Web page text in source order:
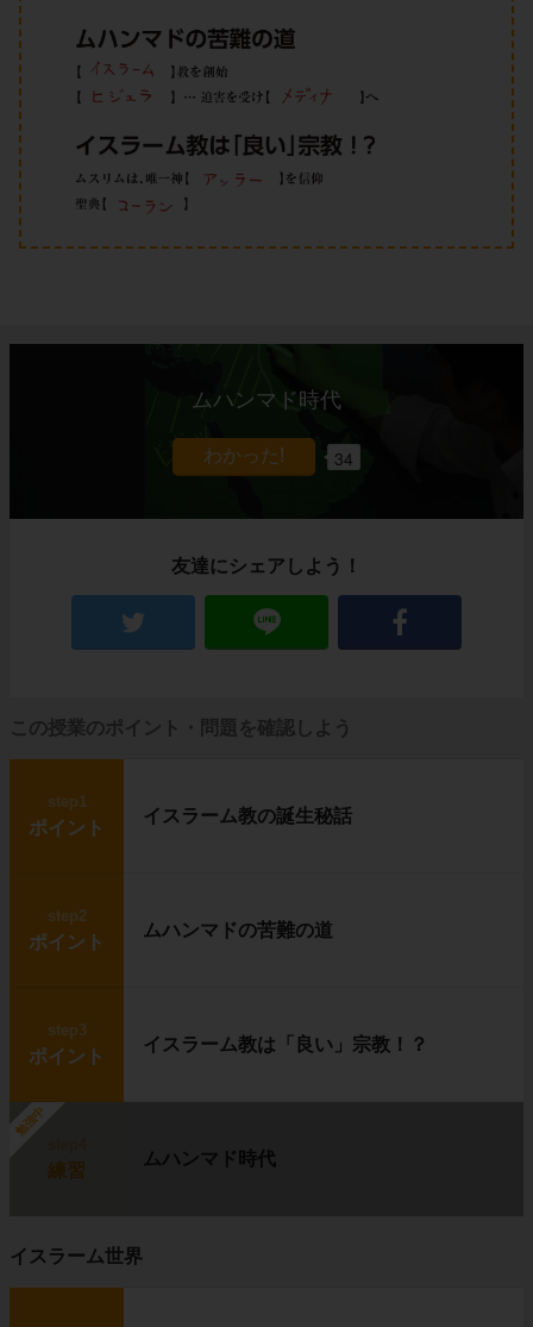
ムハンマド時代
34
友達にシェアしよう！
この授業のポイント・問題を確認しよう
step1
ポイント
イスラーム教の誕生秘話
step2
ポイント
ムハンマドの苦難の道
step3
ポイント
イスラーム教は「良い」宗教！？
勉強中
練習
ムハンマド時代
イスラーム世界